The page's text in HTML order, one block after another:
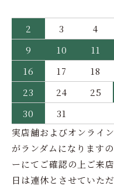
2
3 4
9
10 11
16
17 18
23
24 25
30
31
実店舗およびオンライ
がランダムになります
ーにてご確認の上ご来
日は連休とさせていた